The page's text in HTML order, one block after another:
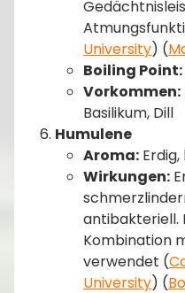
University)​​ (
Boiling Point:
Vorkommen:
Basilikum, Dill
Humulene
Aroma:
Wirkungen:
antibakteriell.
Kombination
verwendet​ (
University)​​ (